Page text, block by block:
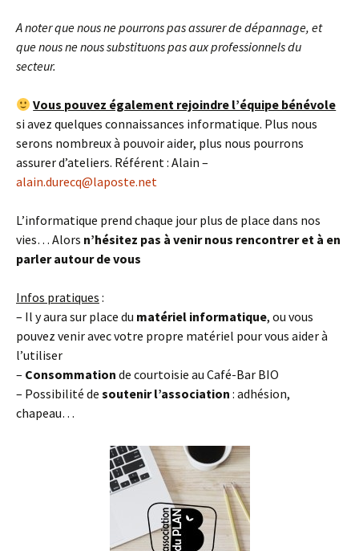
A noter que nous ne pourrons pas assurer de dépannage, et
que nous ne nous substituons pas aux professionnels du
secteur.
Vous pouvez également rejoindre l’équipe bénévole
si avez quelques connaissances informatique. Plus nous
serons nombreux à pouvoir aider, plus nous pourrons
assurer d’ateliers. Référent : Alain –
alain.durecq@laposte.net
L’informatique prend chaque jour plus de place dans nos
vies… Alors n’hésitez pas à venir nous rencontrer et à en
parler autour de vous
Infos pratiques :
– Il y aura sur place du matériel informatique, ou vous
pouvez venir avec votre propre matériel pour vous aider à
l’utiliser
– Consommation de courtoisie au Café-Bar BIO
– Possibilité de soutenir l’association : adhésion,
chapeau…